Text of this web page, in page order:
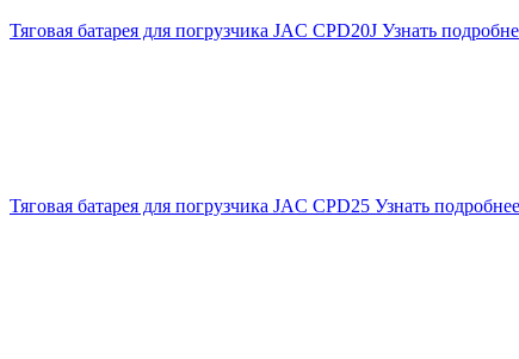
Тяговая батарея для погрузчика JAC CPD20J Узнать
Тяговая батарея для погрузчика JAC CPD25 Узнать подробнее